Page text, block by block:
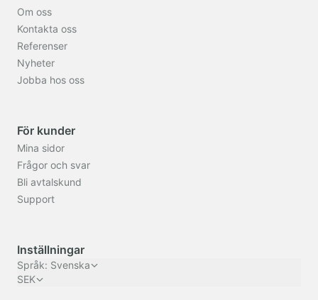
Om oss
Kontakta oss
Referenser
Nyheter
Jobba hos oss
För kunder
Mina sidor
Frågor och svar
Bli avtalskund
Support
Inställningar
Språk: Svenska
SEK